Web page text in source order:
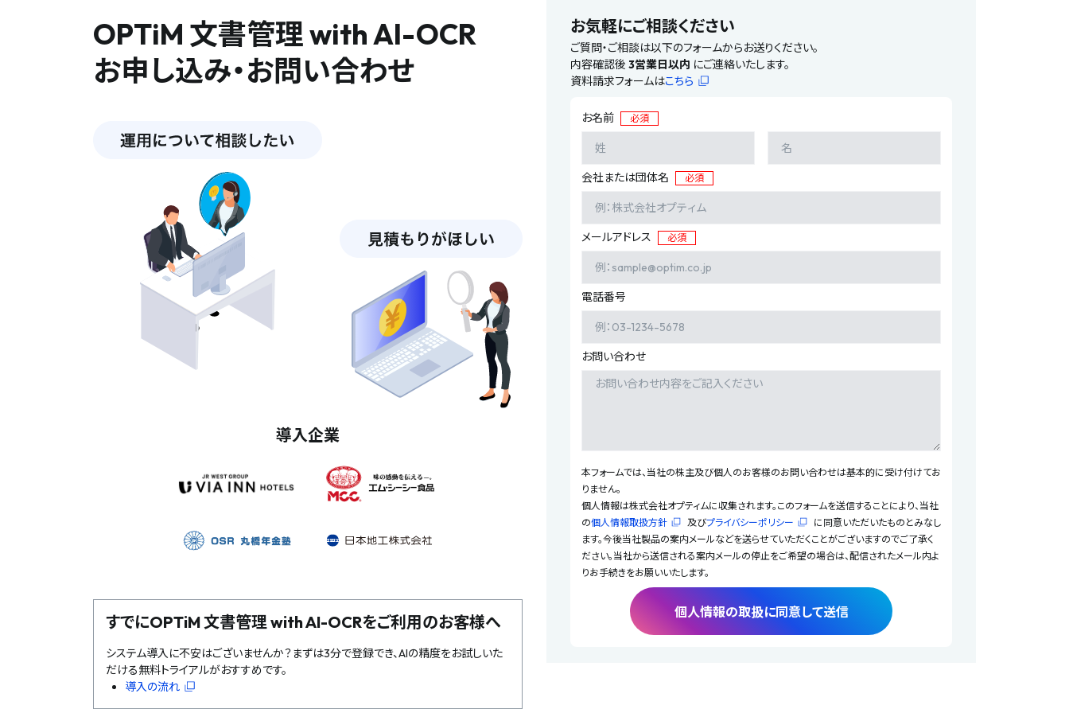
OPTiM 文書管理 with AI-OCR
お申し込み・お問い合わせ
導入企業
すでにOPTiM 文書管理 with AI-OCRをご利用のお客様へ
システム導入に不安はございませんか？まずは3分で登録でき、AIの精度をお試しいた
だける無料トライアルがおすすめです。
導入の流れ
お気軽にご相談ください
ご質問・ご相談は以下のフォームからお送りください。
内容確認後 3営業日以内 にご連絡いたします。
資料請求フォームはこちら
お名前 必須
会社または団体名 必須
メールアドレス 必須
電話番号
お問い合わせ
本フォームでは、当社の株主及び個人のお客様のお問い合わせは基本的に受け付けてお
りません。
個人情報は株式会社オプティムに収集されます。このフォームを送信することにより、当社
の個人情報取扱方針 及びプライバシーポリシー
に同意いただいたものとみなし
ます。今後当社製品の案内メールなどを送らせていただくことがございますのでご了承く
ださい。当社から送信される案内メールの停止をご希望の場合は、配信されたメール内よ
りお手続きをお願いいたします。